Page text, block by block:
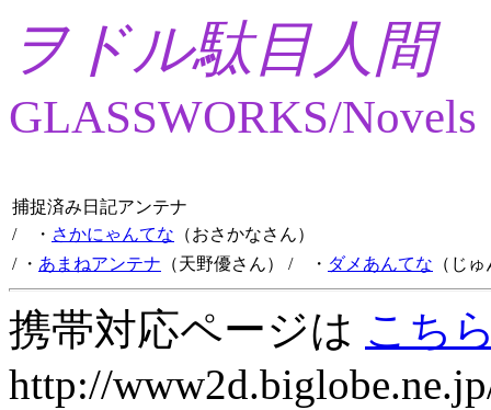
ヲドル駄目人間
GLASSWORKS/Novels
捕捉済み日記アンテナ
/ ・ さかにゃんてな （おさかなさん）
/ ・ あまねアンテナ （天野優さん） / ・ ダメあんてな （じ
携帯対応ページは こち
http://